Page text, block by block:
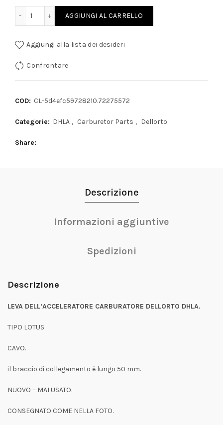
AGGIUNGI AL CARRELLO
Aggiungi alla lista dei desideri
Confrontare
COD: CL-5d4efc59728210.72275572
Categorie: DHLA , Carburetor Parts , Dellorto
Share
Descrizione
Informazioni aggiuntive
Spedizioni
Descrizione
LEVA DELL’ACCELERATORE CARBURATORE DELLORTO DHLA.
TIPO LOTUS
CAVO.
il braccio di collegamento è lungo 50 mm.
NUOVO – MAI USATO.
CONSEGNATO COME NELLA FOTO.